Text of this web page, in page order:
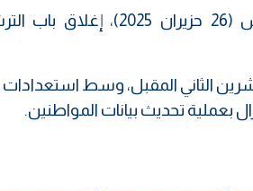
وأعلنت المفوضية العليا المستقلة للانتخابات، يوم
ومن المقرر أن تجرى الانتخابات التشريعية بالعراق في 11 تشرين الثاني
بعملية تحديث بيانات المواطنين.